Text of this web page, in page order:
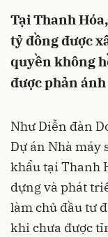
Tại Thanh
tỷ đồng được
quyền không
được phản
Như Diễn đàn
Dự án Nhà máy
khẩu tại Thanh
dựng và phát
làm chủ đầu tư
khi chưa được